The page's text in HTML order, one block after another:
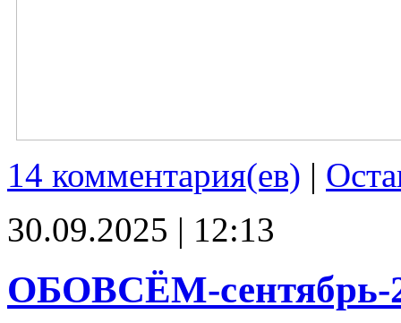
14 комментария(ев) |
30.09.2025 | 12:13
ОБОВСЁМ-сентябрь-